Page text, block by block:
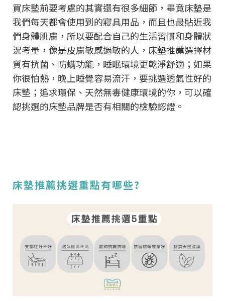
買床墊前要考慮的其實還有很多細節，畢竟床墊是
我們每天都會使用到的寢具用品，而且也最貼近我
們身體肌膚，所以要配合自己的生活習慣和身體狀
況考量，像是皮膚敏感過敏的人，床墊推薦選擇材
質有抗菌、防螨功能，睡眠環境更乾淨舒適；如果
你很怕熱，晚上睡覺容易流汗，要挑選透氣性好的
床墊；追求環保、天然無毒健康環境的你，可以確
認挑選的床墊品牌是否有相關的檢驗認證。
床墊推薦挑選重點有哪些?